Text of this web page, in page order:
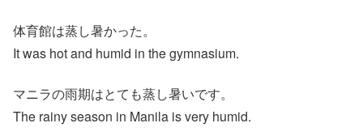
体育館は蒸し暑かった。
It was hot and humid in the gymnasium.
マニラの雨期はとても蒸し暑いです。
The rainy season in Manila is very humid.